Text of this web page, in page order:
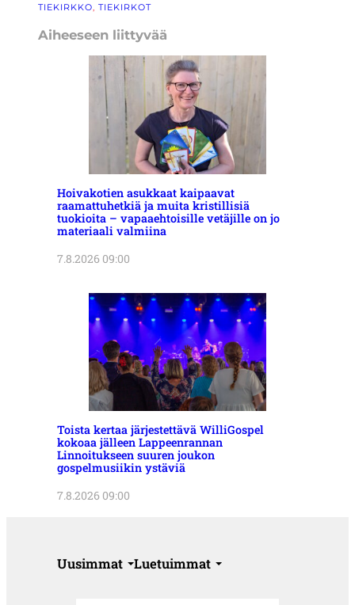
TIEKIRKKO, TIEKIRKOT
Aiheeseen liittyvää
Hoivakotien asukkaat kaipaavat
raamattuhetkiä ja muita kristillisiä
tuokioita – vapaaehtoisille vetäjille on jo
materiaali valmiina
7.8.2026 09:00
Toista kertaa järjestettävä WilliGospel
kokoaa jälleen Lappeenrannan
Linnoitukseen suuren joukon
gospelmusiikin ystäviä
7.8.2026 09:00
Uusimmat Luetuimmat